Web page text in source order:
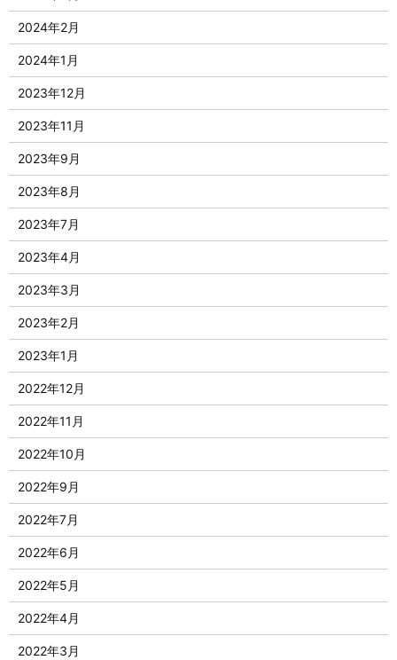
2024年2月
2024年1月
2023年12月
2023年11月
2023年9月
2023年8月
2023年7月
2023年4月
2023年3月
2023年2月
2023年1月
2022年12月
2022年11月
2022年10月
2022年9月
2022年7月
2022年6月
2022年5月
2022年4月
2022年3月